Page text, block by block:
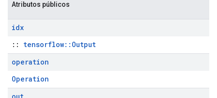
Atributos públicos
idx
:: tensorflow::Output
operation
Operation